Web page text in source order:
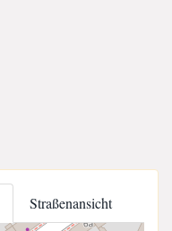
Straßenansicht